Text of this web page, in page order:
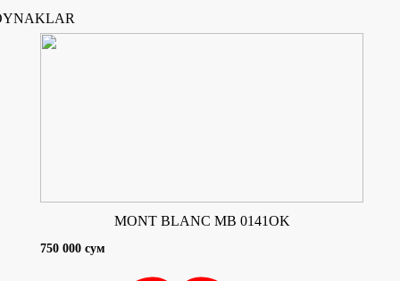
MONT BLANC MB 0141OK
750 000 сум